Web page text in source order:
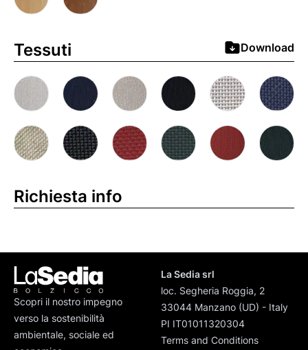
Tessuti Download
Richiesta info
Scopri il nostro impegno
verso la sostenibilità
ambientale, sociale ed
La Sedia srl
loc. Segheria Roggia, 2
33044 Manzano (UD) - Italy
PI IT01011320304
Terms and Conditions